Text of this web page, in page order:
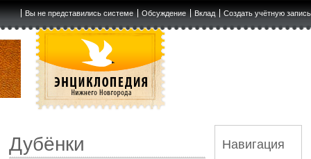
Вы не представились системе Обсуждение Вклад Создать учётную запись
Дубёнки Навигация